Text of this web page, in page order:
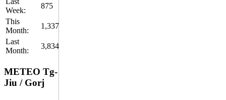
Week:
875
This
Month:
1,337
Last
Month:
3,834
METEO Tg-
Jiu / Gorj